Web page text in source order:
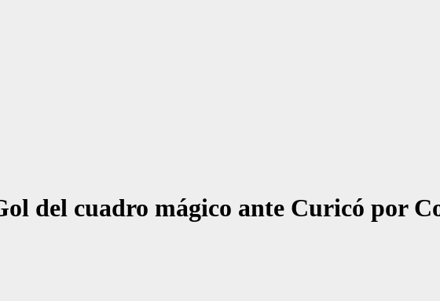
del cuadro mágico ante Curicó por